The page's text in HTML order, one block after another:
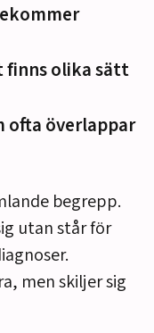
finns olika sätt
ofta överlappar
begrepp.
utan står för
men skiljer sig